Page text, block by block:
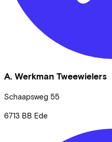
A. Werkman Tweewielers
Schaapsweg 55
6713 BB Ede